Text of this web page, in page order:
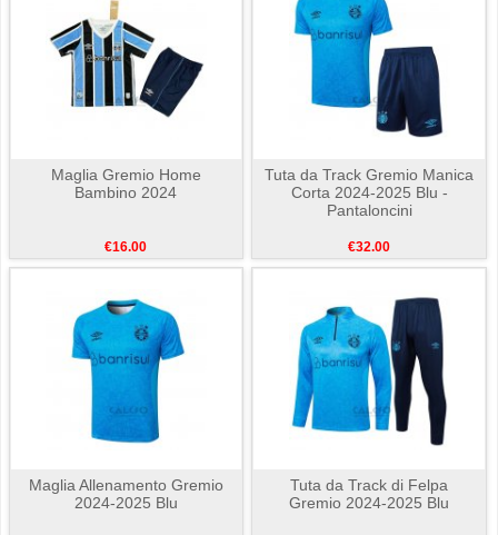
Maglia Gremio Home
Bambino 2024
€16.00
Tuta da Track Gremio Manica
Corta 2024-2025 Blu -
Pantaloncini
€32.00
Maglia Allenamento Gremio
2024-2025 Blu
Tuta da Track di Felpa
Gremio 2024-2025 Blu